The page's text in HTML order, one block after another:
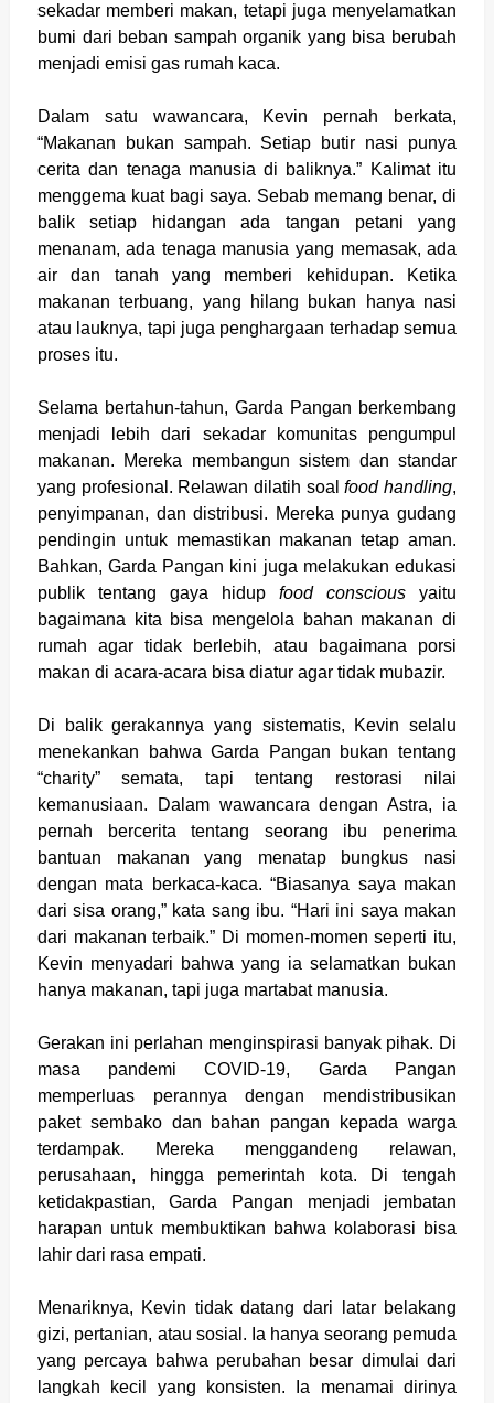
sekadar memberi makan, tetapi juga menyelamatkan
bumi dari beban sampah organik yang bisa berubah
menjadi emisi gas rumah kaca.
Dalam satu wawancara, Kevin pernah berkata,
“Makanan bukan sampah. Setiap butir nasi punya
cerita dan tenaga manusia di baliknya.” Kalimat itu
menggema kuat bagi saya. Sebab memang benar, di
balik setiap hidangan ada tangan petani yang
menanam, ada tenaga manusia yang memasak, ada
air dan tanah yang memberi kehidupan. Ketika
makanan terbuang, yang hilang bukan hanya nasi
atau lauknya, tapi juga penghargaan terhadap semua
proses itu.
Selama bertahun-tahun, Garda Pangan berkembang
menjadi lebih dari sekadar komunitas pengumpul
makanan. Mereka membangun sistem dan standar
yang profesional. Relawan dilatih soalfood handling,
penyimpanan, dan distribusi. Mereka punya gudang
pendingin untuk memastikan makanan tetap aman.
Bahkan, Garda Pangan kini juga melakukan edukasi
publik tentang gaya hidupfood conscious yaitu
bagaimana kita bisa mengelola bahan makanan di
rumah agar tidak berlebih, atau bagaimana porsi
makan di acara-acara bisa diatur agar tidak mubazir.
Di balik gerakannya yang sistematis, Kevin selalu
menekankan bahwa Garda Pangan bukan tentang
“charity” semata, tapi tentang restorasi nilai
kemanusiaan. Dalam wawancara dengan Astra, ia
pernah bercerita tentang seorang ibu penerima
bantuan makanan yang menatap bungkus nasi
dengan mata berkaca-kaca. “Biasanya saya makan
dari sisa orang,” kata sang ibu. “Hari ini saya makan
dari makanan terbaik.” Di momen-momen seperti itu,
Kevin menyadari bahwa yang ia selamatkan bukan
hanya makanan, tapi juga martabat manusia.
Gerakan ini perlahan menginspirasi banyak pihak. Di
masa pandemi COVID-19, Garda Pangan
memperluas perannya dengan mendistribusikan
paket sembako dan bahan pangan kepada warga
terdampak. Mereka menggandeng relawan,
perusahaan, hingga pemerintah kota. Di tengah
ketidakpastian, Garda Pangan menjadi jembatan
harapan untuk membuktikan bahwa kolaborasi bisa
lahir dari rasa empati.
Menariknya, Kevin tidak datang dari latar belakang
gizi, pertanian, atau sosial. Ia hanya seorang pemuda
yang percaya bahwa perubahan besar dimulai dari
langkah kecil yang konsisten. Ia menamai dirinya